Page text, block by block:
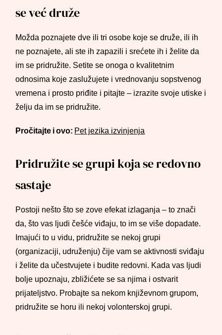
se već druže
Možda poznajete dve ili tri osobe koje se druže, ili ih
ne poznajete, ali ste ih zapazili i srećete ih i želite da
im se pridružite. Setite se onoga o kvalitetnim
odnosima koje zaslužujete i vrednovanju sopstvenog
vremena i prosto priđite i pitajte – izrazite svoje utiske i
želju da im se pridružite.
Pročitajte i ovo: Pet jezika izvinjenja
Pridružite se grupi koja se redovno
sastaje
Postoji nešto što se zove efekat izlaganja – to znači
da, što vas ljudi češće viđaju, to im se više dopadate.
Imajući to u vidu, pridružite se nekoj grupi
(organizaciji, udruženju) čije vam se aktivnosti sviđaju
i želite da učestvujete i budite redovni. Kada vas ljudi
bolje upoznaju, zbližićete se sa njima i ostvarit
prijateljstvo. Probajte sa nekom književnom grupom,
pridružite se horu ili nekoj volonterskoj grupi.